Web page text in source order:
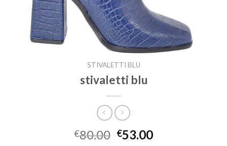
STIVALETTI BLU
stivaletti blu
€80.00 €53.00